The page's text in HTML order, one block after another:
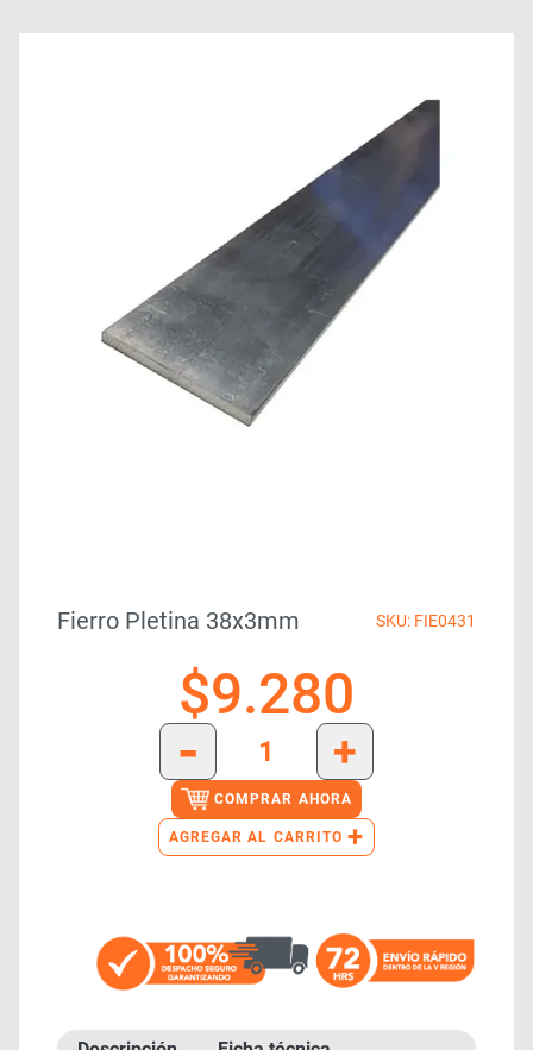
Fierro Pletina 38x3mm SKU: FIE0431
$9.280
-
+
COMPRAR AHORA
AGREGAR AL CARRITO +